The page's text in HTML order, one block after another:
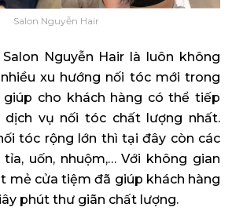
Salon Nguyễn Hair
Nguyễn Hair là luôn không
xu hướng nối tóc mới trong
cho khách hàng có thể tiếp
dịch vụ nối tóc chất lượng nhất.
tóc rộng lớn thì tại đây còn các
uốn, nhuộm,… Với không gian
mẻ cửa tiệm đã giúp khách hàng
phút thư giãn chất lượng.